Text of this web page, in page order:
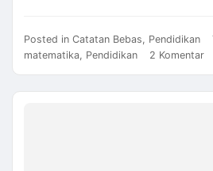
Posted in Catatan Bebas, Pendidikan
matematika, Pendidikan 2 Komentar